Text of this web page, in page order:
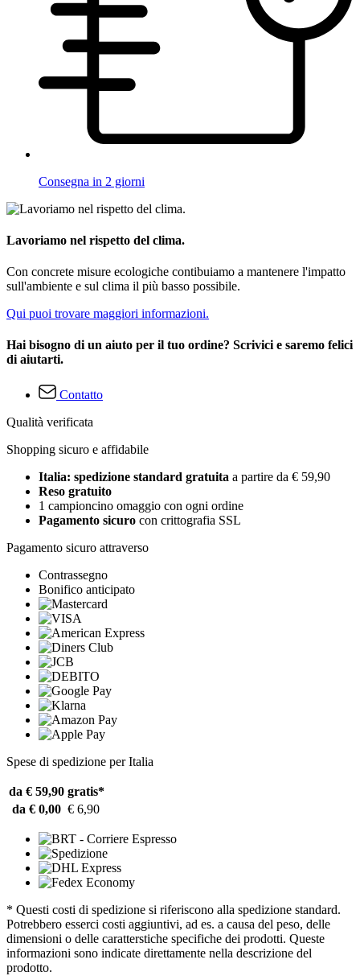
Consegna in 2 giorni
Lavoriamo nel rispetto del clima.
Con concrete misure ecologiche contibuiamo a mantenere l'impatto
sull'ambiente e sul clima il più basso possibile.
Qui puoi trovare maggiori informazioni.
Hai bisogno di un aiuto per il tuo ordine? Scrivici e saremo felici
di aiutarti.
Contatto
Qualità verificata
Shopping sicuro e affidabile
Italia: spedizione standard gratuita a partire da € 59,90
Reso gratuito
1 campioncino omaggio con ogni ordine
Pagamento sicuro con crittografia SSL
Pagamento sicuro attraverso
Contrassegno
Bonifico anticipato
Spese di spedizione per Italia
da € 59,90 gratis*
da € 0,00 € 6,90
* Questi costi di spedizione si riferiscono alla spedizione standard.
Potrebbero esserci costi aggiuntivi, ad es. a causa del peso, delle
dimensioni o delle caratterstiche specifiche dei prodotti. Queste
informazioni sono indicate direttamente nella descrizione del
prodotto.